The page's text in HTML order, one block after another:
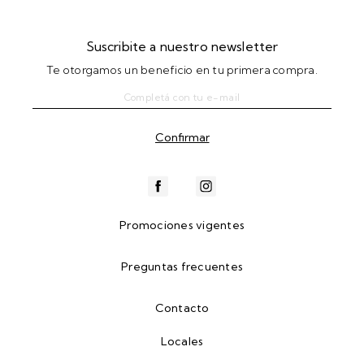
Suscribite a nuestro newsletter
Te otorgamos un beneficio en tu primera compra.
Promociones vigentes
Preguntas frecuentes
Contacto
Locales